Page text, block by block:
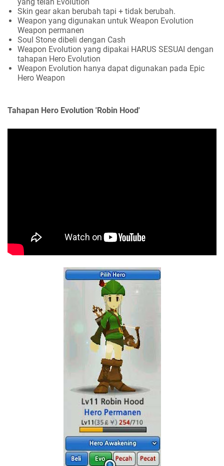
Skin gear akan berubah tapi + tidak berubah.
Weapon yang digunakan untuk Weapon Evolution
Weapon permanen
Soul Stone dibeli dengan Cash
Weapon Evolution yang dipakai HARUS SESUAI dengan
tahapan Hero Evolution
Weapon Evolution hanya dapat digunakan pada Epic
Hero Weapon
Tahapan Hero Evolution 'Robin Hood'